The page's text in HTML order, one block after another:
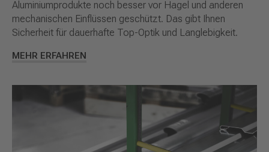
Aluminiumprodukte noch besser vor Hagel und anderen
mechanischen Einflüssen geschützt. Das gibt Ihnen
Sicherheit für dauerhafte Top-Optik und Langlebigkeit.
MEHR ERFAHREN